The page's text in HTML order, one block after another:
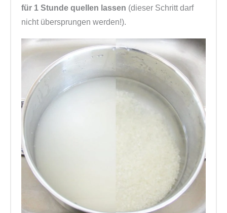
für 1 Stunde quellen lassen (dieser Schritt darf
nicht übersprungen werden!).